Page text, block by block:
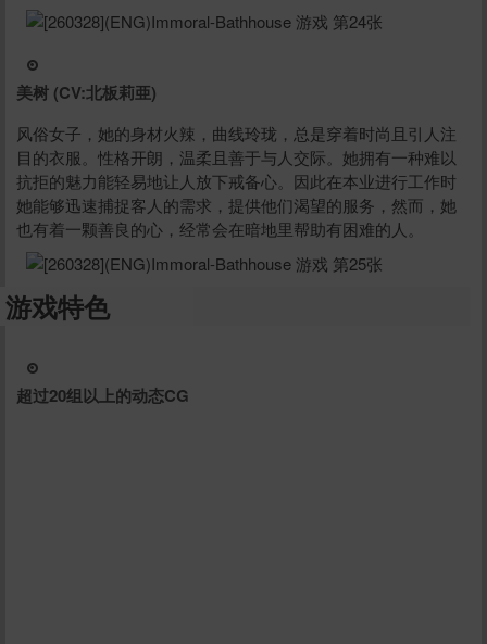
美树 (CV:北板莉亜)
风俗女子，她的身材火辣，曲线玲珑，总是穿着时尚且引人注
目的衣服。性格开朗，温柔且善于与人交际。她拥有一种难以
抗拒的魅力能轻易地让人放下戒备心。因此在本业进行工作时
她能够迅速捕捉客人的需求，提供他们渴望的服务，然而，她
也有着一颗善良的心，经常会在暗地里帮助有困难的人。
游戏特色
超过20组以上的动态CG